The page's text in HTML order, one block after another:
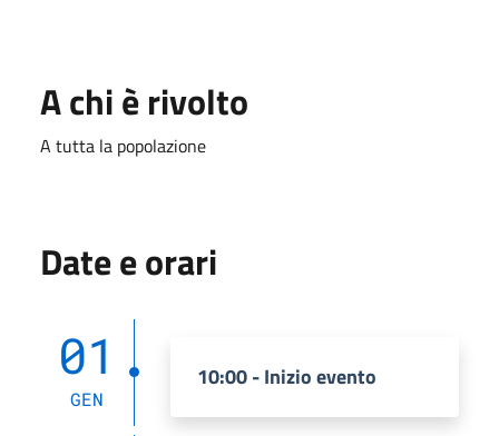
A chi è rivolto
A tutta la popolazione
Date e orari
01
GEN
10:00 - Inizio evento